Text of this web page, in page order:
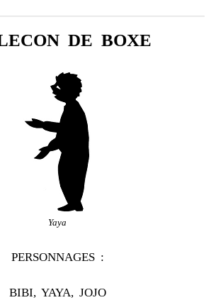
DE BOXE
Yaya
PERSONNAGES :
BIBI, YAYA, JOJO